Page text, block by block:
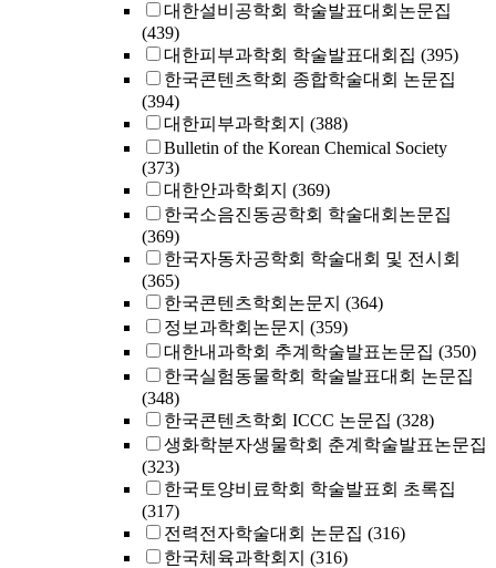
대한설비공학회 학술발표대회논문집
(439)
대한피부과학회 학술발표대회집 (395)
한국콘텐츠학회 종합학술대회 논문집
(394)
대한피부과학회지 (388)
Bulletin of the Korean Chemical Society
(373)
대한안과학회지 (369)
한국소음진동공학회 학술대회논문집
(369)
한국자동차공학회 학술대회 및 전시회
(365)
한국콘텐츠학회논문지 (364)
정보과학회논문지 (359)
대한내과학회 추계학술발표논문집 (350)
한국실험동물학회 학술발표대회 논문집
(348)
한국콘텐츠학회 ICCC 논문집 (328)
생화학분자생물학회 춘계학술발표논문집
(323)
한국토양비료학회 학술발표회 초록집
(317)
전력전자학술대회 논문집 (316)
한국체육과학회지 (316)